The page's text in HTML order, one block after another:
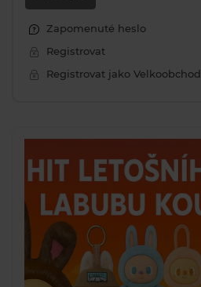
Zapomenuté heslo
Registrovat
Registrovat jako Velkoobchod